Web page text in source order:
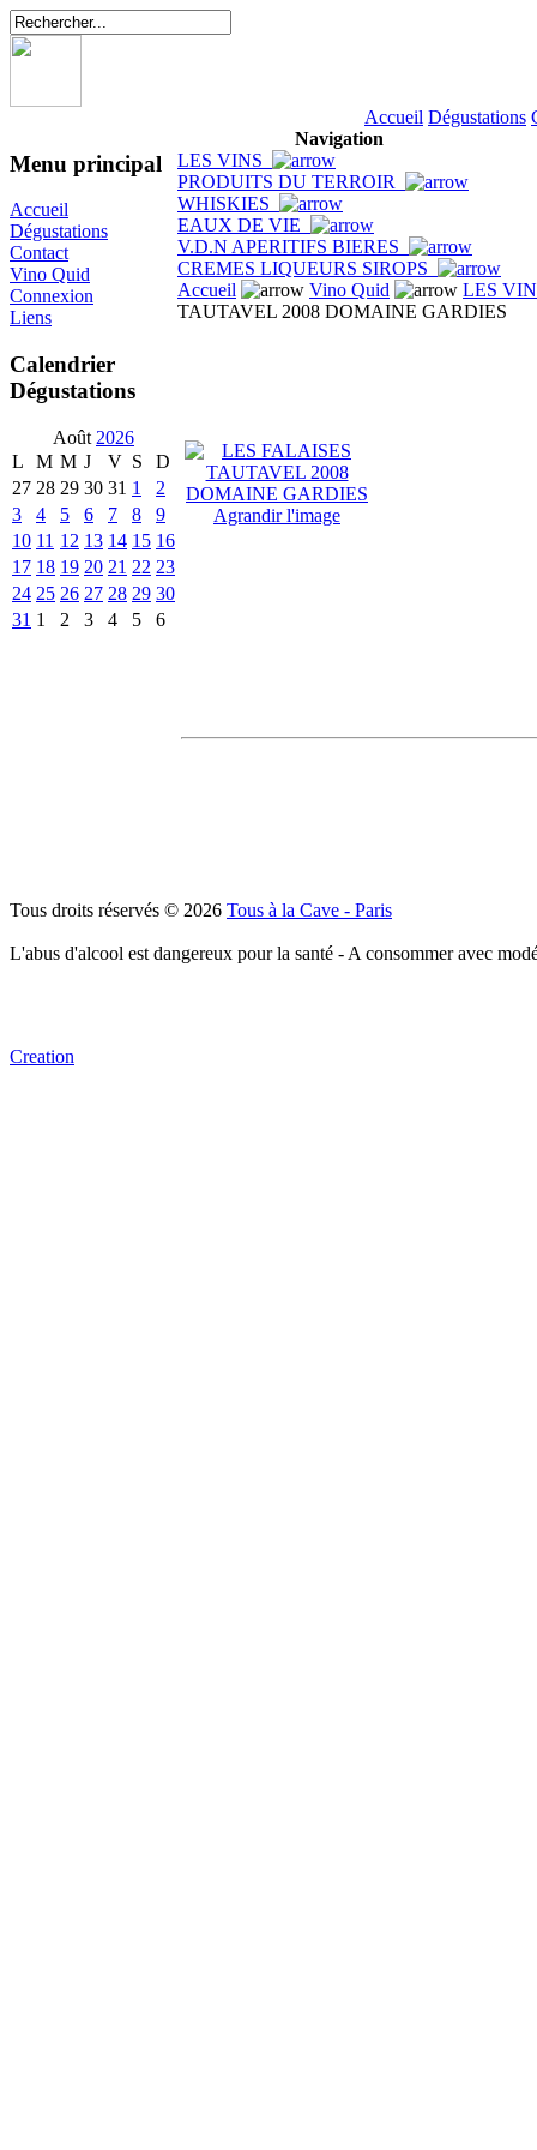
Accueil Dégustations
Menu principal
Accueil
Dégustations
Contact
Vino Quid
Connexion
Liens
Calendrier
Dégustations
Août 2026
L
M M J V S
D
27 28 29 30 31 1
2
3
4 5 6 7 8
9
10 11 12 13 14 15 16
17 18 19 20 21 22 23
24 25 26 27 28 29 30
31 1 2 3 4 5 6
Navigation
LES VINS
PRODUITS DU TERROIR
WHISKIES
EAUX DE VIE
V.D.N APERITIFS BIERES
CREMES LIQUEURS SIROPS
Accueil
Vino Quid
LES
TAUTAVEL 2008 DOMAINE GARDIES
Agrandir l'image
Tous droits réservés © 2026 Tous à la Cave - Paris
L'abus d'alcool est dangereux pour la santé - A consommer avec
Creation